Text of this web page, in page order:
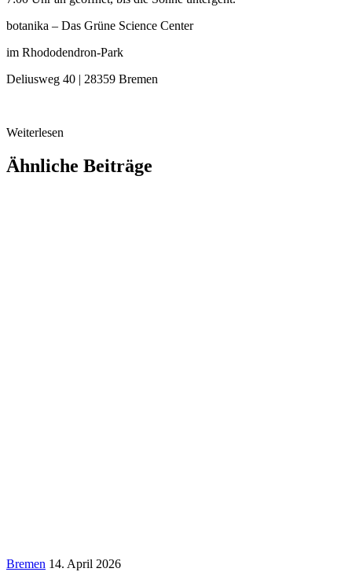
botanika – Das Grüne Science Center
im Rhododendron-Park
Deliusweg 40 | 28359 Bremen
Weiterlesen
Ähnliche Beiträge
Bremen 14. April 2026